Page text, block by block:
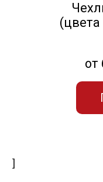
(цвета
от
]